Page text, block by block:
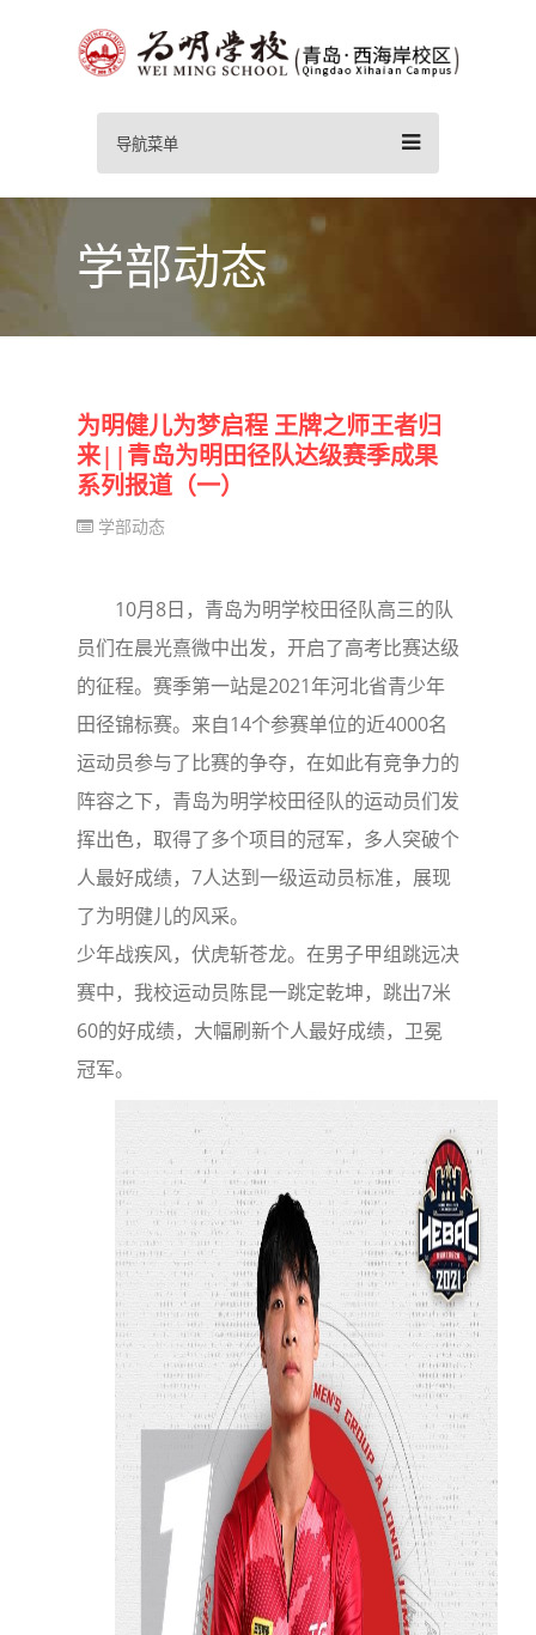
导航菜单
学部动态
为明健儿为梦启程 王牌之师王者归
来||青岛为明田径队达级赛季成果
系列报道（一）
学部动态
10月8日，青岛为明学校田径队高三的队
员们在晨光熹微中出发，开启了高考比赛达级
的征程。赛季第一站是2021年河北省青少年
田径锦标赛。来自14个参赛单位的近4000名
运动员参与了比赛的争夺，在如此有竞争力的
阵容之下，青岛为明学校田径队的运动员们发
挥出色，取得了多个项目的冠军，多人突破个
人最好成绩，7人达到一级运动员标准，展现
了为明健儿的风采。
少年战疾风，伏虎斩苍龙。在男子甲组跳远决
赛中，我校运动员陈昆一跳定乾坤，跳出7米
60的好成绩，大幅刷新个人最好成绩，卫冕
冠军。